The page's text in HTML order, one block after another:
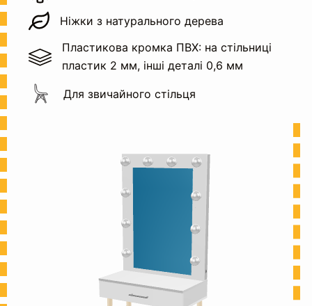
Ніжки з натурального дерева
Пластикова кромка ПВХ: на стільниці
пластик 2 мм, інші деталі 0,6 мм
Для звичайного стільця